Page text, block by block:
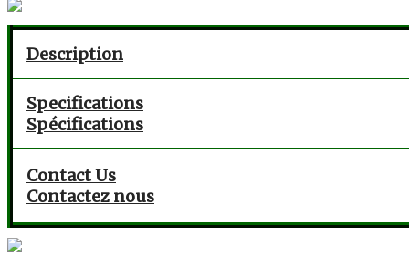
Description
Specifications
Spécifications
Contact Us
Contactez nous